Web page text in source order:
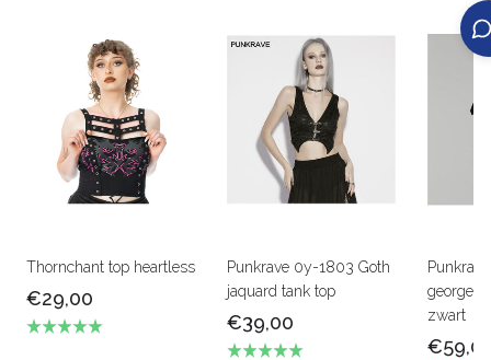
Thornchant top heartless
€29,00
Punkrave 0y-1803 Goth
jaquard tank top
€39,00
zwart